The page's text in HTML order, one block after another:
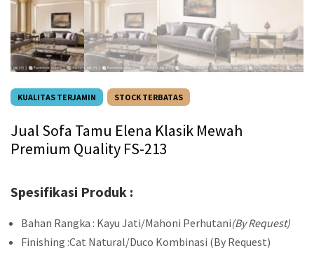
KUALITAS TERJAMIN STOCK TERBATAS
Jual Sofa Tamu Elena Klasik Mewah
Premium Quality FS-213
Spesifikasi Produk :
Bahan Rangka : Kayu Jati/Mahoni Perhutani(By Request)
Finishing :Cat Natural/Duco Kombinasi (By Request)